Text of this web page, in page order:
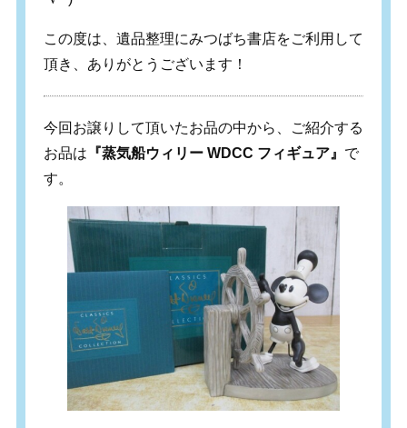
この度は、遺品整理にみつばち書店をご利用して
頂き、ありがとうございます！
今回お譲りして頂いたお品の中から、ご紹介する
お品は 『蒸気船ウィリー WDCC フィギュア』 で
す。